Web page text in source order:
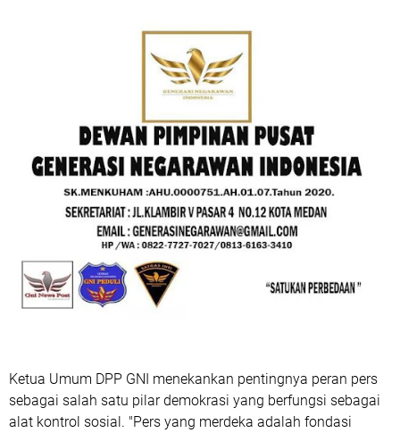
Ketua Umum DPP GNI menekankan pentingnya peran pers
sebagai salah satu pilar demokrasi yang berfungsi sebagai
alat kontrol sosial. "Pers yang merdeka adalah fondasi